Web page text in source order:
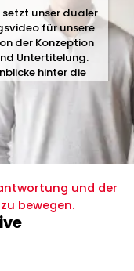
setzt unser dualer
für unsere
der Konzeption
Untertitelung.
hinter die
Auszubildende
erwartet.
und der
bewegen.